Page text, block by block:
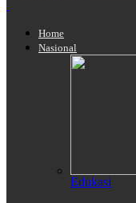
Home
Nasional
Edukasi